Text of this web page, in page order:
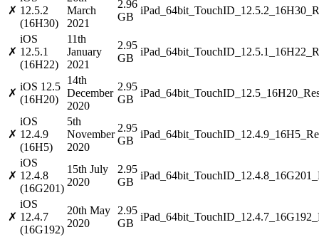
✗ 12.5.2
(16H30)
March
2021
2.96
GB
✗
iOS
12.5.1
(16H22)
11th
January
2021
2.95
GB
✗
iOS 12.5
(16H20)
14th
December
2020
2.95
GB
✗
iOS
12.4.9
(16H5)
5th
November
2020
2.95
GB
✗
iOS
12.4.8
(16G201)
15th July
2020
2.95
GB
✗
iOS
12.4.7
(16G192)
20th May
2020
2.95
GB